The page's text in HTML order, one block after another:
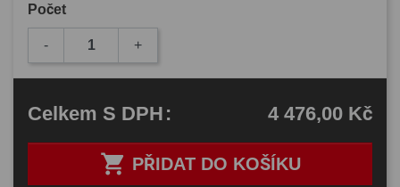
Počet
- +
 PŘIDAT DO KOŠÍKU
Celkem S DPH: 4 476,00 Kč